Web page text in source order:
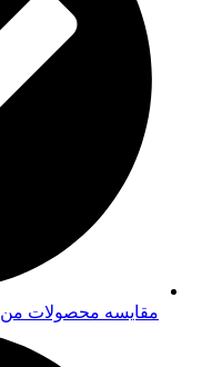
مقایسه محصولات من